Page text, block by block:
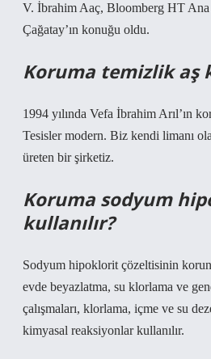
V. İbrahim Aaç, Bloomberg HT Ana
Çağatay’ın konuğu oldu.
Koruma temizlik aş
1994 yılında Vefa İbrahim Arıl’ın
Tesisler modern. Biz kendi limanı
üreten bir şirketiz.
Koruma sodyum
kullanılır?
Sodyum hipoklorit çözeltisinin
evde beyazlatma, su klorlama ve
çalışmaları, klorlama, içme ve su
kimyasal reaksiyonlar kullanılır.